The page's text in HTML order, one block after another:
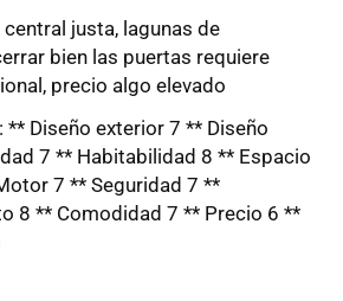
central justa, lagunas de
bien las puertas requiere
precio algo elevado
: ** Diseño exterior 7 ** Diseño
7 ** Habitabilidad 8 ** Espacio
7 ** Seguridad 7 **
8 ** Comodidad 7 ** Precio 6 **